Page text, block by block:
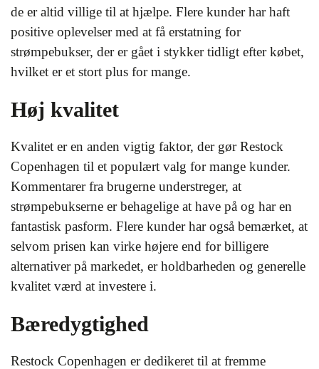
de er altid villige til at hjælpe. Flere kunder har haft
positive oplevelser med at få erstatning for
strømpebukser, der er gået i stykker tidligt efter købet,
hvilket er et stort plus for mange.
Høj kvalitet
Kvalitet er en anden vigtig faktor, der gør Restock
Copenhagen til et populært valg for mange kunder.
Kommentarer fra brugerne understreger, at
strømpebukserne er behagelige at have på og har en
fantastisk pasform. Flere kunder har også bemærket, at
selvom prisen kan virke højere end for billigere
alternativer på markedet, er holdbarheden og generelle
kvalitet værd at investere i.
Bæredygtighed
Restock Copenhagen er dedikeret til at fremme